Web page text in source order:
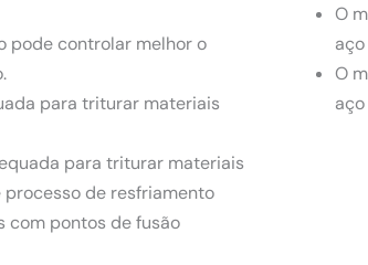
pode controlar melhor o
para triturar materiais
para triturar materiais
processo de resfriamento
com pontos de fusão
O
O